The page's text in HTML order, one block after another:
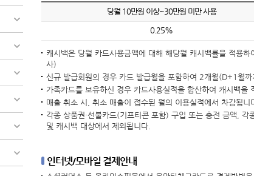
당월 10만원 이상~30만원 미만 사용
0.25%
캐시백은 당월 카드사용금액에 대해 해당월 캐시백률을 적용
사)
신규 발급회원의 경우 카드 발급월을 포함하여 2개월(D+1월
가족카드를 보유하신 경우 카드사용실적을 합산하여 캐시백
매출 취소 시, 취소 매출이 접수된 월의 이용실적에서 차감됩니
각종 상품권·선불카드(기프티콘 포함) 구입 또는 충전 금액,
및 캐시백 대상에서 제외됩니다.
인터넷/모바일 결제안내